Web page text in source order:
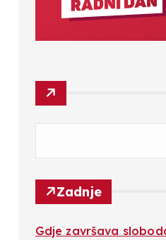
Zadnje
Gdje završava